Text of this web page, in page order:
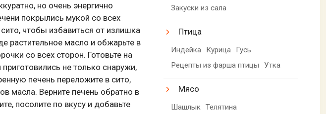
но очень энергично
покрылись мукой со всех
чтобы избавиться от излишка
растительное масло и обжарьте в
со всех сторон. Готовьте на
не только снаружи,
печень переложите в сито,
масла. Верните печень обратно в
посолите по вкусу и добавьте
Закуски из сала
Птица
Индейка Курица
Гусь
Рецепты из фарша птицы
Утка
Мясо
Шашлык Телятина